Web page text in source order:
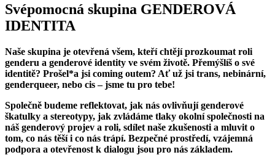
Svépomocná skupina GENDEROVÁ
IDENTITA
Naše skupina je otevřená všem, kteří chtějí prozkoumat roli
genderu a genderové identity ve svém životě. Přemýšlíš o své
identitě? Prošel*a jsi coming outem? Ať už jsi trans, nebinární,
genderqueer, nebo cis – jsme tu pro tebe!
Společně budeme reflektovat, jak nás ovlivňují genderové
škatulky a stereotypy, jak zvládáme tlaky okolní společnosti na
náš genderový projev a roli, sdílet naše zkušenosti a mluvit o
tom, co nás těší i co nás trápí. Bezpečné prostředí, vzájemná
podpora a otevřenost k dialogu jsou pro nás základem.